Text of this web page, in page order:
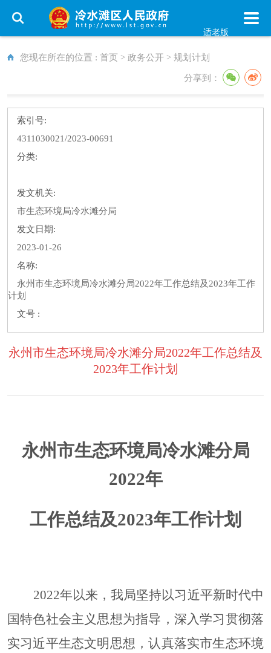
适老版
您现在所在的位置 : 首页 > 政务公开 > 规划计划
分享到：
索引号:
4311030021/2023-00691
分类:
发文机关:
市生态环境局冷水滩分局
发文日期:
2023-01-26
名称:
永州市生态环境局冷水滩分局2022年工作总结及2023年工作
计划
文号 :
永州市生态环境局冷水滩分局2022年工作总结及
2023年工作计划
永州市生态环境局冷水滩分局
2022年
工作总结及2023年工作计划
2022年以来，我局坚持以习近平新时代中
国特色社会主义思想为指导，深入学习贯彻落
实习近平生态文明思想，认真落实市生态环境